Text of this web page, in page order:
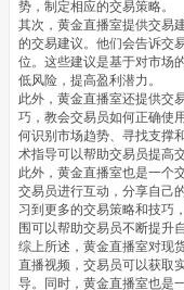
势，制定相应的交易策略。
其次，黄金直播室提供交易
的交易建议。他们会告诉交
位。这些建议是基于对市场
低风险，提高盈利潜力。
此外，黄金直播室还提供交
巧，教会交易员如何正确使
何识别市场趋势、寻找支撑
术指导可以帮助交易员提高
此外，黄金直播室也是一个
交易员进行互动，分享自己
习到更多的交易策略和技巧
围可以帮助交易员不断提升
综上所述，黄金直播室对现
直播视频，交易员可以获取
导。同时，黄金直播室也是